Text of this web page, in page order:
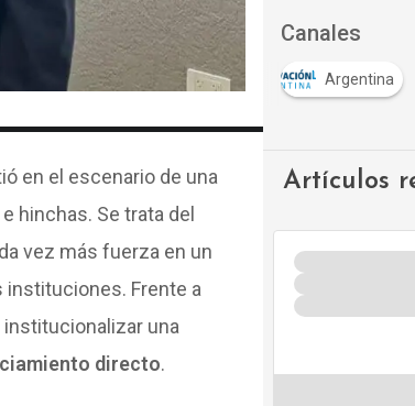
en el escenario de una
hinchas. Se trata del
vez más fuerza en un
Frente a
una
directo.
Canales
Argentina
Artículos